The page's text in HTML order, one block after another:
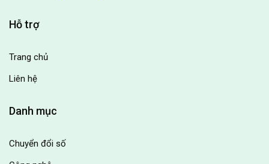
Hỗ trợ
Trang chủ
Liên hệ
Danh mục
Chuyển đổi số